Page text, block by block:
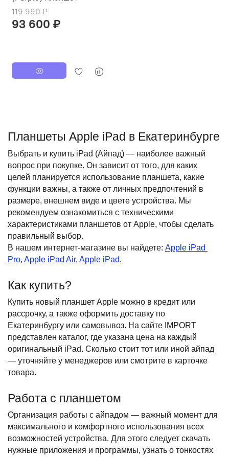
119 990 ₽
93 600 ₽
Планшеты Apple iPad в Екатеринбурге
Выбрать и купить iPad (Айпад) — наиболее важный
вопрос при покупке. Он зависит от того, для каких
целей планируется использование планшета, какие
функции важны, а также от личных предпочтений в
размере, внешнем виде и цвете устройства. Мы
рекомендуем ознакомиться с техническими
характеристиками планшетов от Apple, чтобы сделать
правильный выбор.
В нашем интернет-магазине вы найдете: Apple iPad
Pro, Apple iPad Air, Apple iPad.
Как купить?
Купить новый планшет Apple можно в кредит или
рассрочку, а также оформить доставку по
Екатеринбургу или самовывоз. На сайте IMPORT
представлен каталог, где указана цена на каждый
оригинальный iPad. Сколько стоит тот или иной айпад
— уточняйте у менеджеров или смотрите в карточке
товара.
Работа с планшетом
Организация работы с айпадом — важный момент для
максимального и комфортного использования всех
возможностей устройства. Для этого следует скачать
нужные приложения и программы, узнать о тонкостях